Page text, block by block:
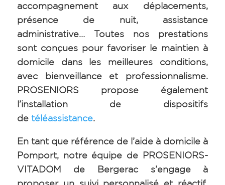
accompagnement aux déplacements,
présence de nuit, assistance
administrative… Toutes nos prestations
sont conçues pour favoriser le maintien à
domicile dans les meilleures conditions,
avec bienveillance et professionnalisme.
PROSENIORS propose également
l’installation de dispositifs
de téléassistance.
En tant que référence de l’aide à domicile à
Pomport, notre équipe de PROSENIORS-
VITADOM de Bergerac s’engage à
proposer un suivi personnalisé et réactif,